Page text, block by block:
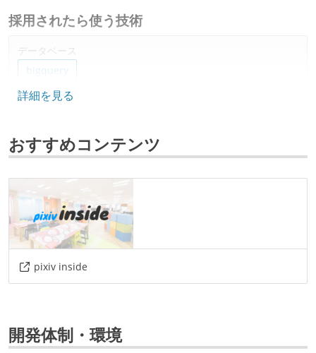
採用されたら使う技術
データベース
bigquery
プロジェクト管理
その他
google-cloud
looker kubernates
terraform
bigtable
docker
その他、現場で使われている技術
情報共有ツール
その他
figma
詳細を見る
おすすめコンテンツ
pixiv inside
開発体制・環境